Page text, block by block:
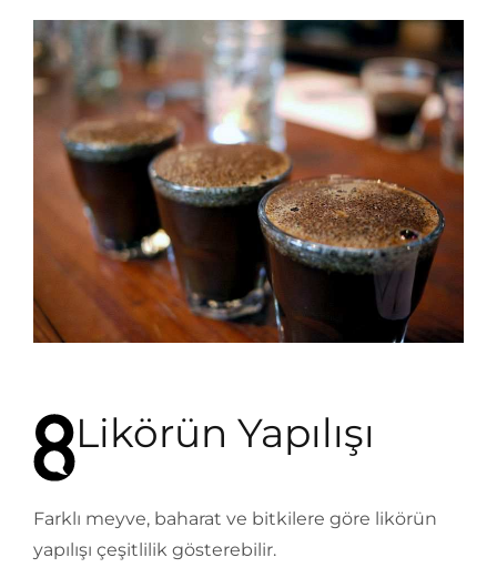
Likörün Yapılışı
Farklı meyve, baharat ve bitkilere göre likörün
yapılışı çeşitlilik gösterebilir.